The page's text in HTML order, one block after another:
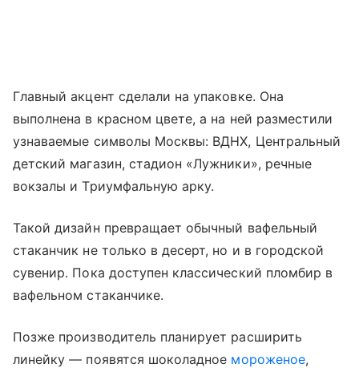
Главный акцент сделали на упаковке. Она
выполнена в красном цвете, а на ней разместили
узнаваемые символы Москвы: ВДНХ, Центральный
детский магазин, стадион «Лужники», речные
вокзалы и Триумфальную арку.
Такой дизайн превращает обычный вафельный
стаканчик не только в десерт, но и в городской
сувенир. Пока доступен классический пломбир в
вафельном стаканчике.
Позже производитель планирует расширить
линейку — появятся шоколадное мороженое,